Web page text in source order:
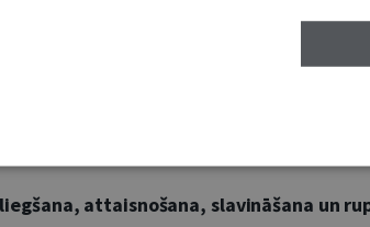
par PSRS vai nacistiskās Vācijas
grozījumus Krimināllikuma 74.1 pantā,
nozieguma pret mieru vai ...
attaisnošana, slavināšana un